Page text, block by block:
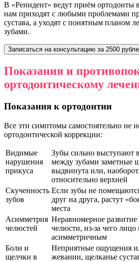
В «Ренидент» ведут приём ортодонты
нам приходят с любыми проблемами
сустава, а уходят с понятным планом
зубами.
Записаться на консультацию за 2500
Показания и
ортодонтическому
Показания к ортодонтии
Все эти симптомы самостоятельно не
ортодонтической коррекции:
Видимые
нарушения
прикуса
Зубы сильно выступают
между зубами заметные
выдвинута или,
относительно верхней
Скученность
зубов
Если зубы не
друг на друга, растут
места
Асимметрия
челюстей
Неравномерное
челюсти, из-за чего лицо
асимметричным
Боли и
щелчки в
Неприятные ощущения
жевании, щелканье